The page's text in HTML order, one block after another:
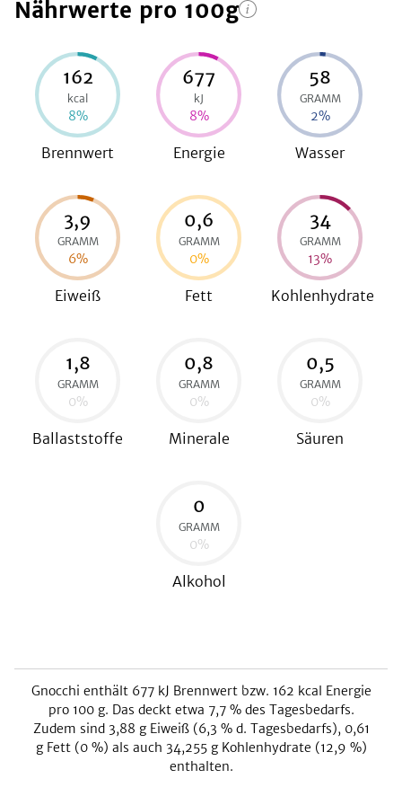
Nährwerte pro 100g
162
kcal
8%
Brennwert
677
kJ
8%
Energie
58
GRAMM
2%
Wasser
3,9
GRAMM
6%
Eiweiß
0,6
GRAMM
0%
Fett
34
GRAMM
13%
Kohlenhydrate
1,8
GRAMM
0%
Ballaststoffe
0,8
GRAMM
0%
Minerale
0,5
GRAMM
0%
Säuren
0
GRAMM
0%
Alkohol
Gnocchi enthält 677 kJ Brennwert bzw. 162 kcal Energie
pro 100 g. Das deckt etwa 7,7% des Tagesbedarfs.
Zudem sind 3,88 g Eiweiß (6,3 % d. Tagesbedarfs), 0,61
g Fett (0%) als auch 34,255g Kohlenhydrate (12,9 %)
enthalten.